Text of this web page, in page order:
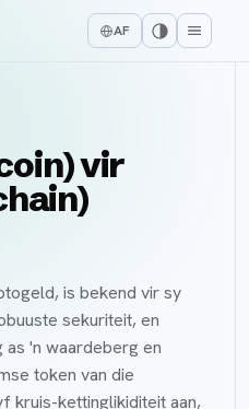
AF
vir
is bekend vir sy
sekuriteit, en
'n waardeberg en
token van die
kruis-kettinglikiditeit aan,